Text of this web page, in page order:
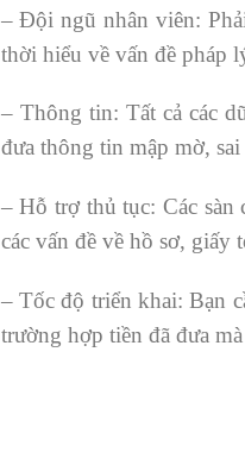
– Đội ngũ nhân viên:
thời hiểu về vấn đề pháp
– Thông tin: Tất cả các
đưa thông tin mập mờ, sai
– Hỗ trợ thủ tục: Các sàn
các vấn đề về hồ sơ, giấy
– Tốc độ triển khai: Bạn
trường hợp tiền đã đưa